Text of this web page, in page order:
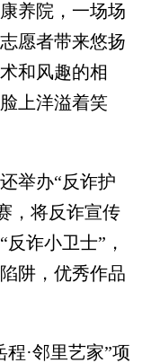
养院，一场场
愿者带来悠扬
和风趣的相
上洋溢着笑
举办“反诈护
，将反诈宣传
诈小卫士”，
阱，优秀作品
·邻里艺家”项